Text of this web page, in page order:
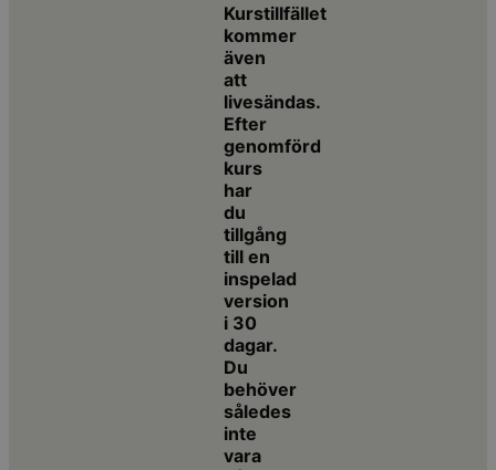
Kurstillfället
kommer
även
att
livesändas.
Efter
genomförd
kurs
har
du
tillgång
till en
inspelad
version
i 30
dagar.
Du
behöver
således
inte
vara